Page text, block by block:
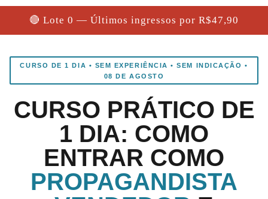
🔴 Lote 0 — Últimos ingressos por R$47,90
CURSO DE 1 DIA • SEM EXPERIÊNCIA • SEM INDICAÇÃO •
08 DE AGOSTO
CURSO PRÁTICO DE
1 DIA: COMO
ENTRAR COMO
PROPAGANDISTA